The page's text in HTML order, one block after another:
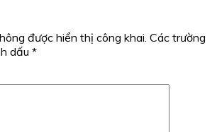
được hiển thị công khai. Các trường
dấu *